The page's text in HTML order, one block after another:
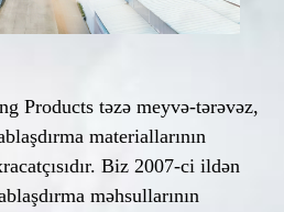
Products təzə meyvə-tərəvəz,
materiallarının
Biz 2007-ci ildən
məhsullarının